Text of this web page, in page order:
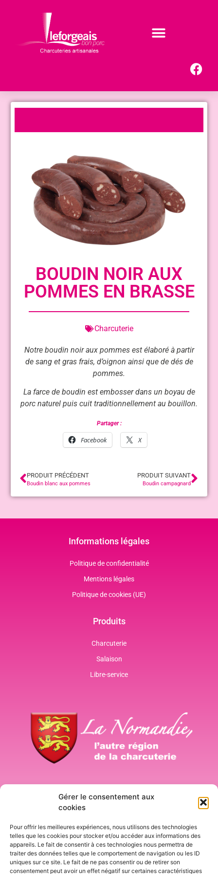
Gérer le consentement aux
cookies
Pour offrir les meilleures expériences, nous utilisons des technologies
telles que les cookies pour stocker et/ou accéder aux informations des
appareils. Le fait de consentir à ces technologies nous permettra de
traiter des données telles que le comportement de navigation ou les ID
uniques sur ce site. Le fait de ne pas consentir ou de retirer son
consentement peut avoir un effet négatif sur certaines caractéristiques
BOUDIN NOIR AUX
POMMES EN BRASSE
Charcuterie
Notre boudin noir aux pommes est élaboré à partir
de sang et gras frais, d’oignon ainsi que de dés de
pommes.
La farce de boudin est embosser dans un boyau de
porc naturel puis cuit traditionnellement au bouillon.
Partager :
Facebook X
PRODUIT PRÉCÉDENT
Boudin blanc aux pommes
PRODUIT SUIVANT
Boudin campagnard
Connexion
Produits
Charcuterie
Salaison
Libre-service
Informations légales
Politique de confidentialité
Mentions légales
Politique de cookies (UE)